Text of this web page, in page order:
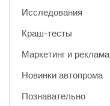
Исследования
Краш-тесты
Маркетинг и реклама
Новинки автопрома
Познавательно